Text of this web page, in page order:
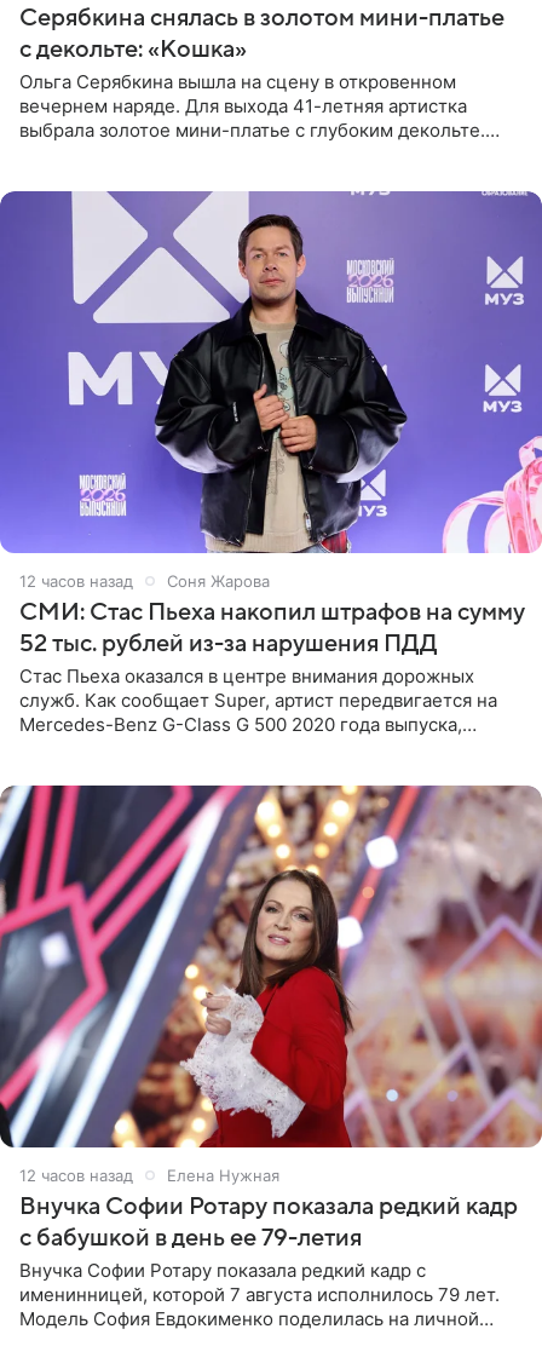
Серябкина снялась в золотом мини-платье
с декольте: «Кошка»
Ольга Серябкина вышла на сцену в откровенном
вечернем наряде. Для выхода 41-летняя артистка
выбрала золотое мини-платье с глубоким декольте.
12 часов назад Соня Жарова
СМИ: Стас Пьеха накопил штрафов на сумму
52 тыс. рублей из-за нарушения ПДД
Стас Пьеха оказался в центре внимания дорожных
служб. Как сообщает Super, артист передвигается на
Mercedes-Benz G-Class G 500 2020 года выпуска,
12 часов назад Елена Нужная
Внучка Софии Ротару показала редкий кадр
с бабушкой в день ее 79-летия
Внучка Софии Ротару показала редкий кадр с
именинницей, которой 7 августа исполнилось 79 лет.
Модель София Евдокименко поделилась на личной